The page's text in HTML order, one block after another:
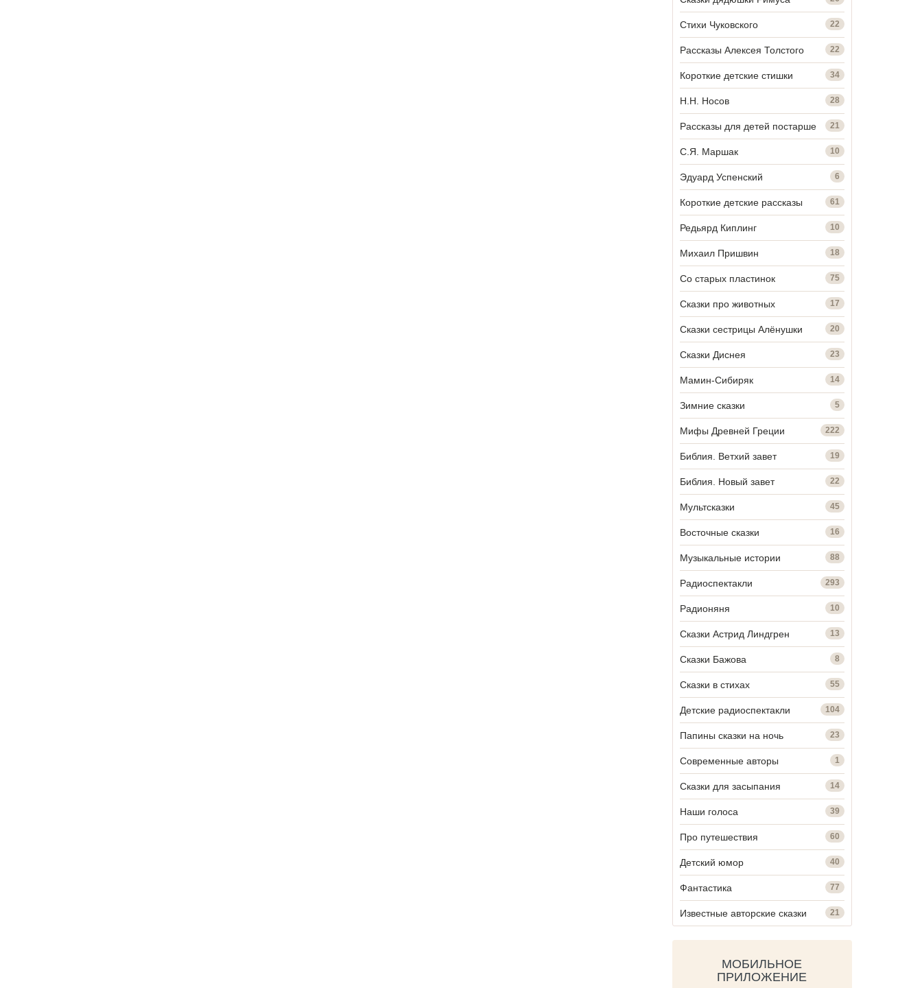
Стихи Чуковского 22
Рассказы Алексея Толстого 22
Короткие детские стишки 34
Н.Н. Носов 28
Рассказы для детей постарше 21
С.Я. Маршак 10
Эдуард Успенский 6
Короткие детские рассказы 61
Редьярд Киплинг 10
Михаил Пришвин 18
Со старых пластинок 75
Сказки про животных 17
Сказки сестрицы Алёнушки 20
Сказки Диснея 23
Мамин-Сибиряк 14
Зимние сказки 5
Мифы Древней Греции 222
Библия. Ветхий завет 19
Библия. Новый завет 22
Мультсказки 45
Восточные сказки 16
Музыкальные истории 88
Радиоспектакли 293
Радионяня 10
Сказки Астрид Линдгрен 13
Сказки Бажова 8
Сказки в стихах 55
Детские радиоспектакли 104
Папины сказки на ночь 23
Современные авторы 1
Сказки для засыпания 14
Наши голоса 39
Про путешествия 60
Детский юмор 40
Фантастика 77
Известные авторские сказки 21
МОБИЛЬНОЕ
ПРИЛОЖЕНИЕ